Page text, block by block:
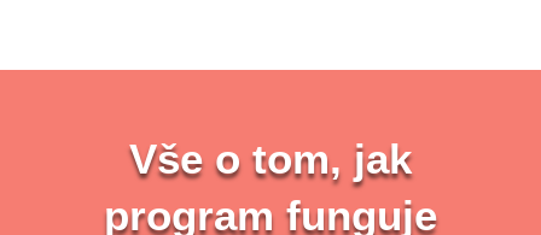
Vše o tom, jak
program funguje